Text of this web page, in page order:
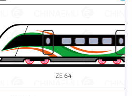
ZE 64